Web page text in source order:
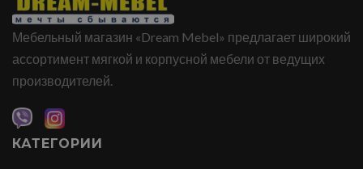
Мебельный магазин «Dream Mebel» предлагает широкий
ассортимент мягкой и корпусной мебели от ведущих
производителей.
КАТЕГОРИИ